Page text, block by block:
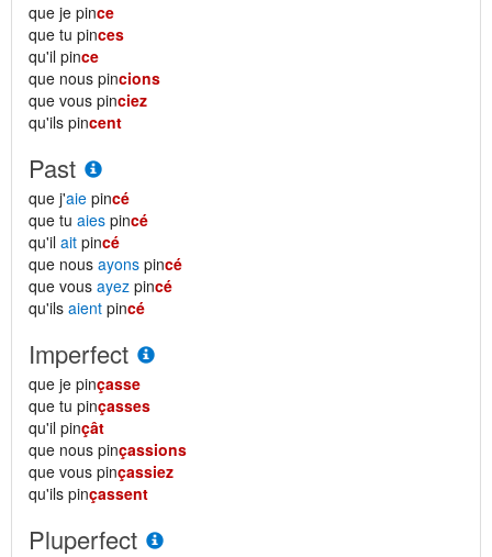
que je pince
que tu pinces
qu'il pince
que nous pincions
que vous pinciez
qu'ils pincent
Past
que j'aie pincé
que tu aies pincé
qu'il ait pincé
que nous ayons pincé
que vous ayez pincé
qu'ils aient pincé
Imperfect
que je pinçasse
que tu pinçasses
qu'il pinçât
que nous pinçassions
que vous pinçassiez
qu'ils pinçassent
Pluperfect